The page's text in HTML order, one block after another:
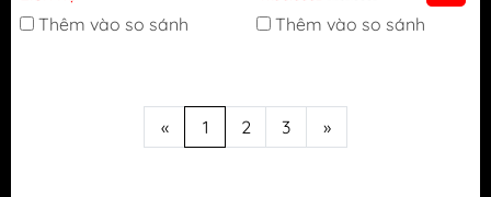
Thêm vào so sánh
Thêm vào so sánh
« 1 2 3 »